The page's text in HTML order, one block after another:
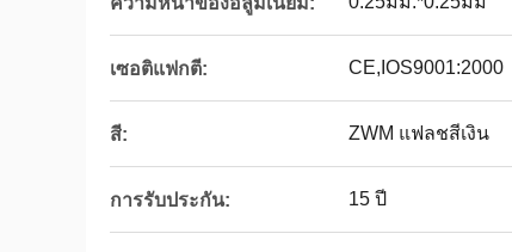
เซอติแฟกตี: CE,IOS9001:2000
สี: ZWM แฟลชสีเงิน
การรับประกัน: 15 ปี